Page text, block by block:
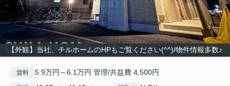
【外観】当社、チルホームのHPもご覧ください(^^)/物件情報多数♪
賃料 5.9万円～6.1万円 管理/共益費 4,500円